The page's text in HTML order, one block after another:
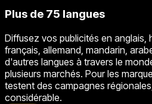
Plus de 75 langues
Diffusez vos publicités en anglais,
français, allemand, mandarin,
d'autres langues à travers le
plusieurs marchés. Pour les
testent des campagnes
considérable.